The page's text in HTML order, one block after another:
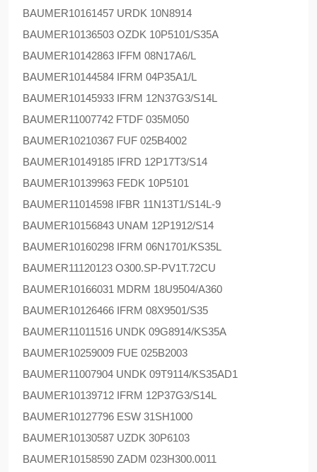
BAUMER10161457 URDK 10N8914
BAUMER10136503 OZDK 10P5101/S35A
BAUMER10142863 IFFM 08N17A6/L
BAUMER10144584 IFRM 04P35A1/L
BAUMER10145933 IFRM 12N37G3/S14L
BAUMER11007742 FTDF 035M050
BAUMER10210367 FUF 025B4002
BAUMER10149185 IFRD 12P17T3/S14
BAUMER10139963 FEDK 10P5101
BAUMER11014598 IFBR 11N13T1/S14L-9
BAUMER10156843 UNAM 12P1912/S14
BAUMER10160298 IFRM 06N1701/KS35L
BAUMER11120123 O300.SP-PV1T.72CU
BAUMER10166031 MDRM 18U9504/A360
BAUMER10126466 IFRM 08X9501/S35
BAUMER11011516 UNDK 09G8914/KS35A
BAUMER10259009 FUE 025B2003
BAUMER11007904 UNDK 09T9114/KS35AD1
BAUMER10139712 IFRM 12P37G3/S14L
BAUMER10127796 ESW 31SH1000
BAUMER10130587 UZDK 30P6103
BAUMER10158590 ZADM 023H300.0011